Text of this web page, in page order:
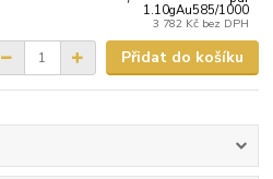
1.10gAu585/1000
3 782 Kč bez DPH
Přidat do košíku